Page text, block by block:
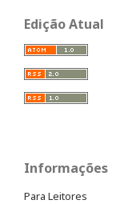
Edição Atual
Informações
Para Leitores